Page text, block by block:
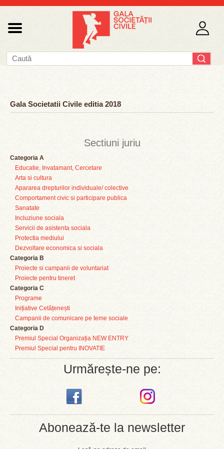
Sectiuni juriu
Categoria A
Educatie, Invatamant, Cercetare
Arta si cultura
Apararea drepturilor individuale/ colective
Comportament civic si participare publica
Sanatate
Incluziune sociala
Servicii de asistenta sociala
Protectia mediului
Dezvoltare economica si sociala
Categoria B
Proiecte si campanii de voluntariat
Proiecte pentru tineret
Categoria C
Programe
Inițiative Cetățenești
Campanii de comunicare pe teme sociale
Categoria D
Premiul Special Organizația NEW ENTRY
Premiul Special pentru INOVATIE
Urmărește-ne pe:
Abonează-te la newsletter
Gala Societatii Civile editia 2018